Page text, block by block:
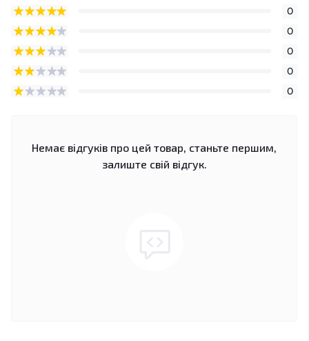
0
0
0
0
0
Немає відгуків про цей товар, станьте першим,
залиште свій відгук.